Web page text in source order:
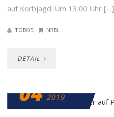
auf Korbjagd. Um 13:00 Uhr […]
TOBI05 NBBL
DETAIL
04 2019